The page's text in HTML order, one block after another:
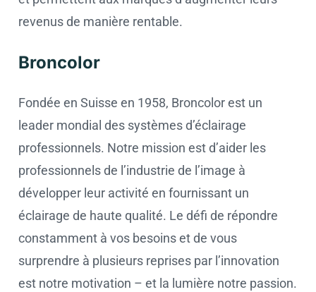
revenus de manière rentable.
Broncolor
Fondée en Suisse en 1958, Broncolor est un
leader mondial des systèmes d’éclairage
professionnels. ‌Notre mission est d’aider les
professionnels de l’industrie de l’image à
développer leur activité en fournissant un
éclairage de haute qualité. Le défi de répondre
constamment à vos besoins et de vous
surprendre à plusieurs reprises par l’innovation
est notre motivation – et la lumière notre passion.